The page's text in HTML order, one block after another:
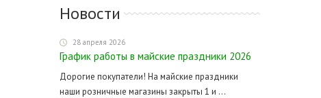
Новости
28 апреля 2026
График работы в майские праздники 2026
Дорогие покупатели! На майские праздники
наши розничные магазины закрыты 1 и ...